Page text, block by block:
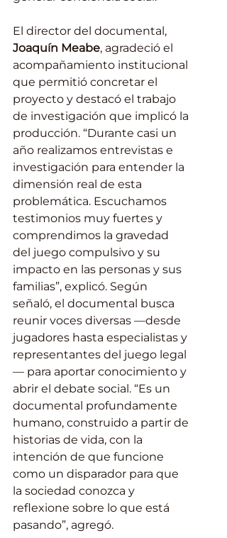
El director del documental,
Joaquín Meabe, agradeció el
acompañamiento institucional
que permitió concretar el
proyecto y destacó el trabajo
de investigación que implicó la
producción. “Durante casi un
año realizamos entrevistas e
investigación para entender la
dimensión real de esta
problemática. Escuchamos
testimonios muy fuertes y
comprendimos la gravedad
del juego compulsivo y su
impacto en las personas y sus
familias”, explicó. Según
señaló, el documental busca
reunir voces diversas —desde
jugadores hasta especialistas y
representantes del juego legal
— para aportar conocimiento y
abrir el debate social. “Es un
documental profundamente
humano, construido a partir de
historias de vida, con la
intención de que funcione
como un disparador para que
la sociedad conozca y
reflexione sobre lo que está
pasando”, agregó.